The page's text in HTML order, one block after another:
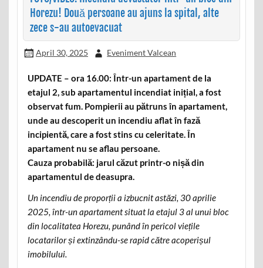
Horezu! Două persoane au ajuns la spital, alte
zece s-au autoevacuat
April 30, 2025 Eveniment Valcean
UPDATE – ora 16.00: Într-un apartament de la
etajul 2, sub apartamentul incendiat inițial, a fost
observat fum. Pompierii au pătruns în apartament,
unde au descoperit un incendiu aflat în fază
incipientă, care a fost stins cu celeritate. În
apartament nu se aflau persoane.
Cauza probabilă: jarul căzut printr-o nișă din
apartamentul de deasupra.
Un incendiu de proporții a izbucnit astăzi, 30 aprilie
2025, într-un apartament situat la etajul 3 al unui bloc
din localitatea Horezu, punând în pericol viețile
locatarilor și extinzându-se rapid către acoperișul
imobilului.